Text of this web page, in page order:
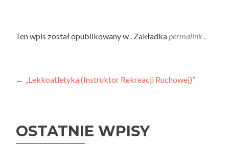
Ten wpis został opublikowany w . Zakładkapermalink .
Nawigacja
← „Lekkoatletyka (Instruktor Rekreacji Ruchowej)”
OSTATNIE WPISY